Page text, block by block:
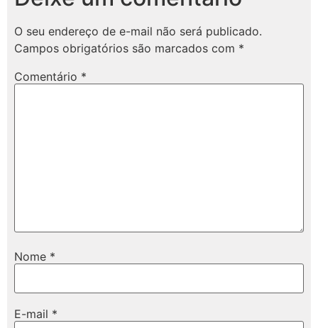
O seu endereço de e-mail não será publicado.
Campos obrigatórios são marcados com *
Comentário *
Nome *
E-mail *